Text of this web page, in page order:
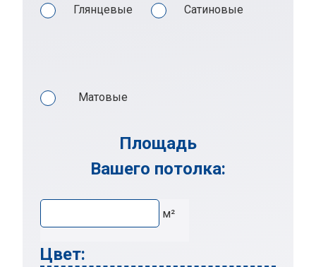
Глянцевые Сатиновые
Матовые
Площадь
Вашего потолка:
м²
Цвет: